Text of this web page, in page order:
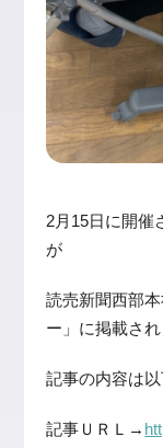
2月15日に開催
が
読売新聞西部
ー」に掲載され
記事の内容は
記事ＵＲＬ→